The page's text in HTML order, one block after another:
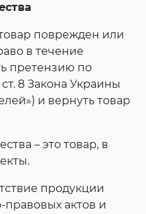
поврежден или
в течение
претензию по
8 Закона Украины
и вернуть товар
– это товар, в
продукции
актов и